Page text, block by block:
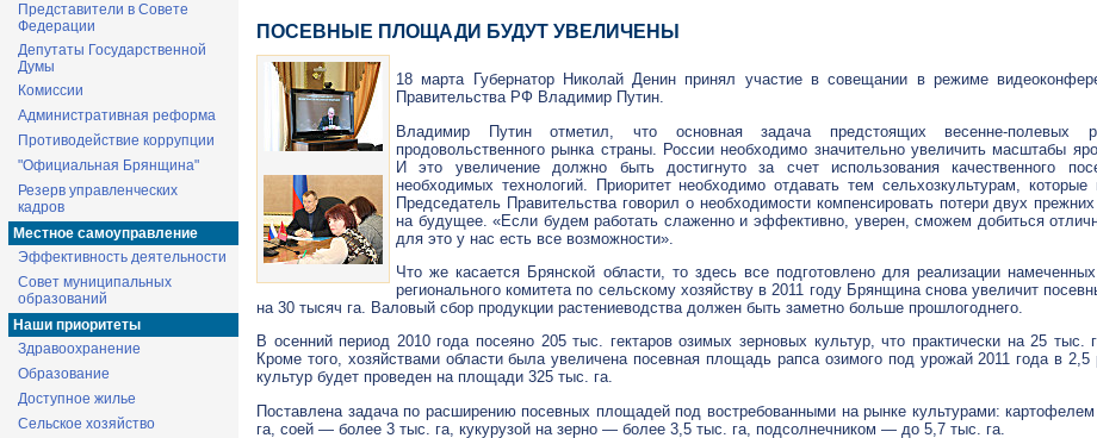
Представители в Совете
Федерации
Депутаты Государственной
Думы
Комиссии
Административная реформа
Противодействие коррупции
"Официальная Брянщина"
Резерв управленческих
кадров
Местное самоуправление
Эффективность деятельности
Совет муниципальных
образований
Наши приоритеты
Здравоохранение
Образование
Доступное жилье
Сельское хозяйство
ПОСЕВНЫЕ ПЛОЩАДИ БУДУТ УВЕЛИЧЕНЫ
18 марта Губернатор Николай Денин принял участие в совещании в режиме
Правительства РФ Владимир Путин.
Владимир Путин отметил, что основная задача предстоящих весенне-полевых
продовольственного рынка страны. России необходимо значительно увеличить масштабы
И это увеличение должно быть достигнуто за счет использования качественного
необходимых технологий. Приоритет необходимо отдавать тем сельхозкультурам,
Председатель Правительства говорил о необходимости компенсировать потери двух
на будущее. «Если будем работать слаженно и эффективно, уверен, сможем добиться
для это у нас есть все возможности».
Что же касается Брянской области, то здесь все подготовлено для реализации
регионального комитета по сельскому хозяйству в 2011 году Брянщина снова увеличит
на 30 тысяч га. Валовый сбор продукции растениеводства должен быть заметно больше прошлогоднего.
В осенний период 2010 года посеяно 205 тыс. гектаров озимых зерновых культур, что практически на 25
Кроме того, хозяйствами области была увеличена посевная площадь рапса озимого под урожай 2011 года в
культур будет проведен на площади 325 тыс. га.
Поставлена задача по расширению посевных площадей под востребованными на рынке культурами:
га, соей — более 3 тыс. га, кукурузой на зерно — более 3,5 тыс. га, подсолнечником — до 5,7 тыс. га.